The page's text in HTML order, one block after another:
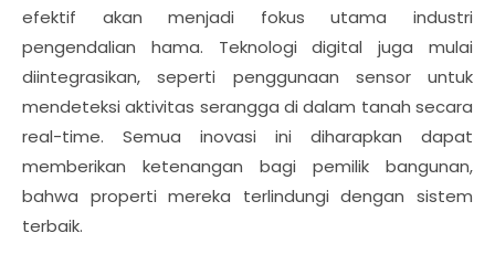
efektif akan menjadi fokus utama industri
pengendalian hama. Teknologi digital juga mulai
diintegrasikan, seperti penggunaan sensor untuk
mendeteksi aktivitas serangga di dalam tanah secara
real-time. Semua inovasi ini diharapkan dapat
memberikan ketenangan bagi pemilik bangunan,
bahwa properti mereka terlindungi dengan sistem
terbaik.